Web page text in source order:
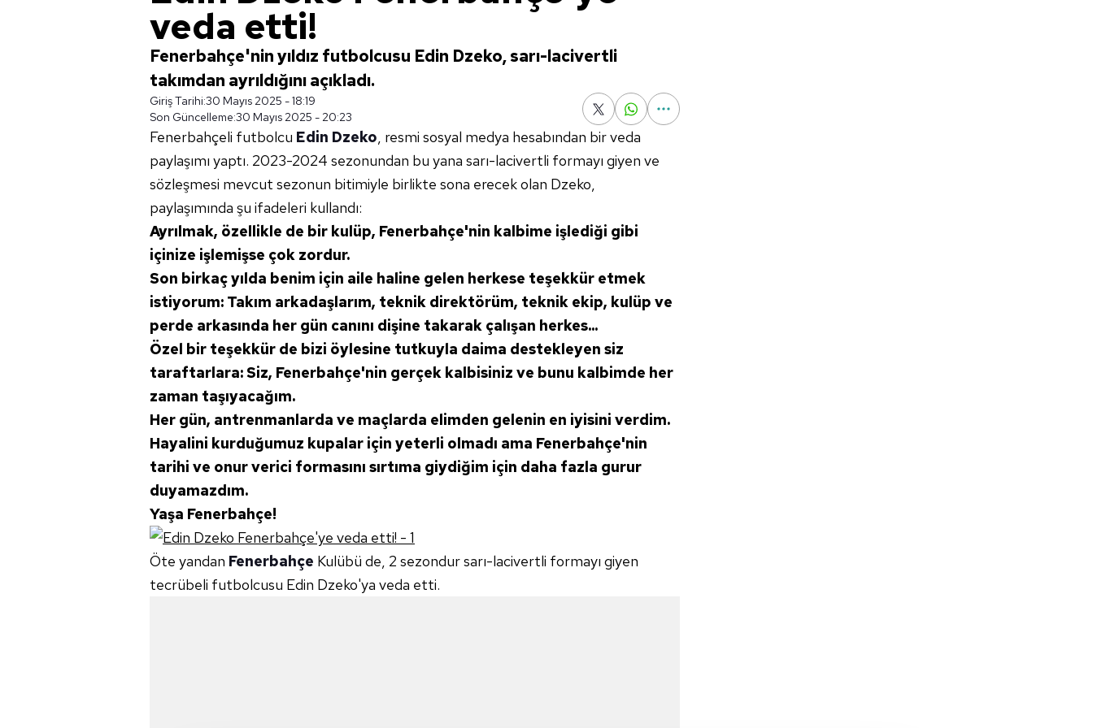
veda etti!
Fenerbahçe'nin yıldız futbolcusu Edin Dzeko, sarı-lacivertli
takımdan ayrıldığını açıkladı.
Giriş Tarihi:30 Mayıs 2025 - 18:19
Son Güncelleme:30 Mayıs 2025 - 20:23
Fenerbahçeli futbolcu Edin Dzeko, resmi sosyal medya hesabından bir veda
paylaşımı yaptı. 2023-2024 sezonundan bu yana sarı-lacivertli formayı giyen ve
sözleşmesi mevcut sezonun bitimiyle birlikte sona erecek olan Dzeko,
paylaşımında şu ifadeleri kullandı:
Ayrılmak, özellikle de bir kulüp, Fenerbahçe'nin kalbime işlediği gibi
içinize işlemişse çok zordur.
Son birkaç yılda benim için aile haline gelen herkese teşekkür etmek
istiyorum: Takım arkadaşlarım, teknik direktörüm, teknik ekip, kulüp ve
perde arkasında her gün canını dişine takarak çalışan herkes...
Özel bir teşekkür de bizi öylesine tutkuyla daima destekleyen siz
taraftarlara: Siz, Fenerbahçe'nin gerçek kalbisiniz ve bunu kalbimde her
zaman taşıyacağım.
Her gün, antrenmanlarda ve maçlarda elimden gelenin en iyisini verdim.
Hayalini kurduğumuz kupalar için yeterli olmadı ama Fenerbahçe'nin
tarihi ve onur verici formasını sırtıma giydiğim için daha fazla gurur
duyamazdım.
Yaşa Fenerbahçe!
Öte yandan Fenerbahçe Kulübü de, 2 sezondur sarı-lacivertli formayı giyen
tecrübeli futbolcusu Edin Dzeko'ya veda etti.